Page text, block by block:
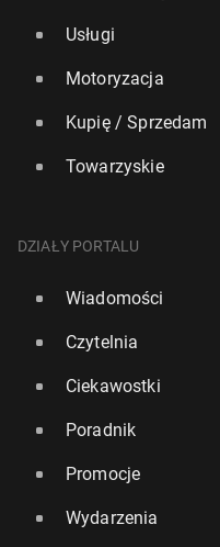
Usługi
Motoryzacja
Kupię / Sprzedam
Towarzyskie
DZIAŁY PORTALU
Wiadomości
Czytelnia
Ciekawostki
Poradnik
Promocje
Wydarzenia